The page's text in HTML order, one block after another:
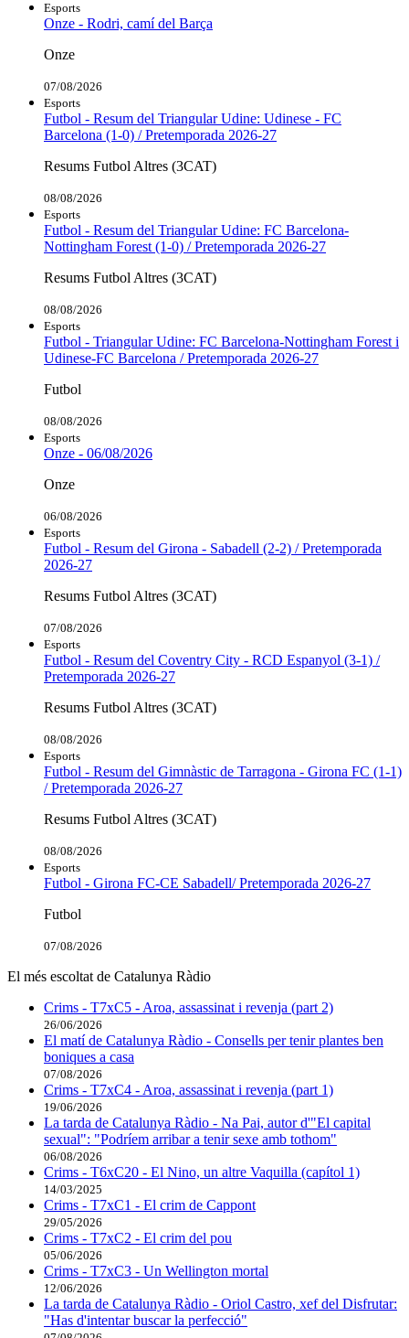
Esports
Onze - Rodri, camí del Barça
Onze
07/08/2026
Esports
Futbol - Resum del Triangular Udine: Udinese - FC
Barcelona (1-0) / Pretemporada 2026-27
Resums Futbol Altres (3CAT)
08/08/2026
Esports
Futbol - Resum del Triangular Udine: FC Barcelona-
Nottingham Forest (1-0) / Pretemporada 2026-27
Resums Futbol Altres (3CAT)
08/08/2026
Esports
Futbol - Triangular Udine: FC Barcelona-Nottingham Forest i
Udinese-FC Barcelona / Pretemporada 2026-27
Futbol
08/08/2026
Esports
Onze - 06/08/2026
Onze
06/08/2026
Esports
Futbol - Resum del Girona - Sabadell (2-2) / Pretemporada
2026-27
Resums Futbol Altres (3CAT)
07/08/2026
Esports
Futbol - Resum del Coventry City - RCD Espanyol (3-1) /
Pretemporada 2026-27
Resums Futbol Altres (3CAT)
08/08/2026
Esports
Futbol - Resum del Gimnàstic de Tarragona - Girona FC (1-1)
/ Pretemporada 2026-27
Resums Futbol Altres (3CAT)
08/08/2026
Esports
Futbol - Girona FC-CE Sabadell/ Pretemporada 2026-27
Futbol
07/08/2026
El més escoltat de Catalunya Ràdio
Crims - T7xC5 - Aroa, assassinat i revenja (part 2)
26/06/2026
El matí de Catalunya Ràdio - Consells per tenir plantes ben
boniques a casa
07/08/2026
Crims - T7xC4 - Aroa, assassinat i revenja (part 1)
19/06/2026
La tarda de Catalunya Ràdio - Na Pai, autor d'"El capital
sexual": "Podríem arribar a tenir sexe amb tothom"
06/08/2026
Crims - T6xC20 - El Nino, un altre Vaquilla (capítol 1)
14/03/2025
Crims - T7xC1 - El crim de Cappont
29/05/2026
Crims - T7xC2 - El crim del pou
05/06/2026
Crims - T7xC3 - Un Wellington mortal
12/06/2026
La tarda de Catalunya Ràdio - Oriol Castro, xef del Disfrutar:
"Has d'intentar buscar la perfecció"